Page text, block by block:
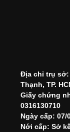
Địa chỉ trụ sở:
Thạnh, TP.
Giấy chứng
0316130710
Ngày cấp: 07/
Nới cấp: Sở